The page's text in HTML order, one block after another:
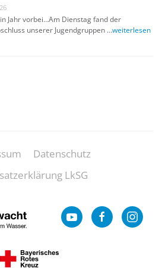
Jahr vorbei…Am Dienstag fand der
unserer Jugendgruppen …weiterlesen
Datenschutz
LkSG